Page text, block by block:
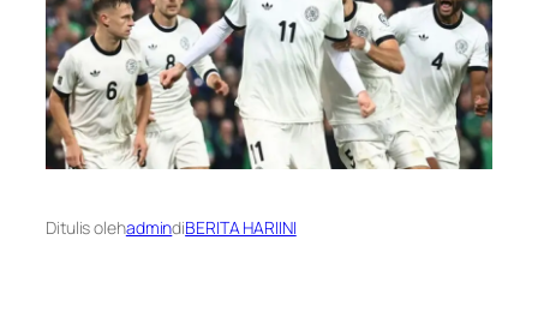
Ditulis olehadmindiBERITA HARIINI